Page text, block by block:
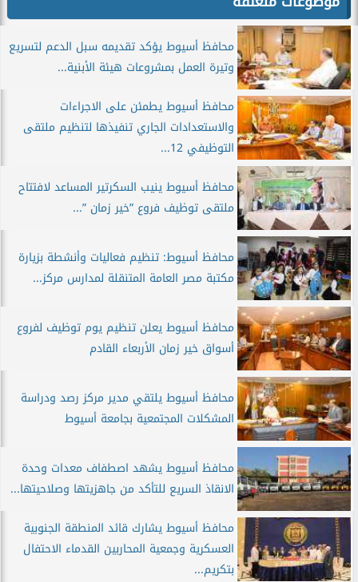
محافظ أسيوط يؤكد تقديمه سبل الدعم لتسريع
وتيرة العمل بمشروعات هيئة الأبنية...
محافظ أسيوط يطمئن على الاجراءات
والاستعدادات الجاري تنفيذها لتنظيم ملتقى
التوظيفي 12...
محافظ أسيوط ينيب السكرتير المساعد لافتتاح
ملتقى توظيف فروع ”خير زمان ”...
محافظ أسيوط: تنظيم فعاليات وأنشطة بزيارة
مكتبة مصر العامة المتنقلة لمدارس مركز...
محافظ أسيوط يعلن تنظيم يوم توظيف لفروع
أسواق خير زمان الأربعاء القادم
محافظ أسيوط يلتقي مدير مركز رصد ودراسة
المشكلات المجتمعية بجامعة أسيوط
محافظ أسيوط يشهد اصطفاف معدات وحدة
الانقاذ السريع للتأكد من جاهزيتها وصلاحيتها...
محافظ أسيوط يشارك قائد المنطقة الجنوبية
العسكرية وجمعية المحاربين القدماء الاحتفال
بتكريم...